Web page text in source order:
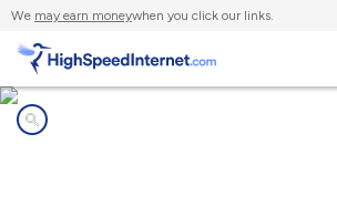
We may earn moneywhen you click our links.